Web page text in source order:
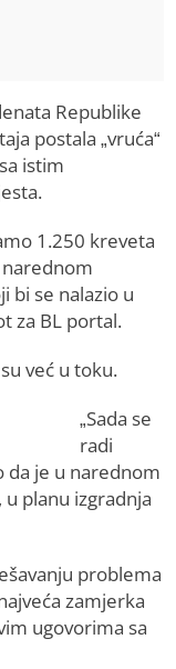
Republike
postala „vruća“
istim
1.250 kreveta
bi se nalazio u
za BL portal.
već u toku.
„Sada se
radi
je u narednom
planu izgradnja
problema
zamjerka
ugovorima sa